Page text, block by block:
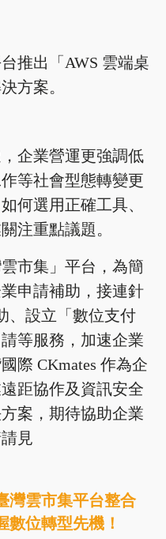
推出「AWS 雲端桌
方案。
企業營運更強調低
等社會型態轉變更
何選用正確工具、
注重點議題。
市集」平台，為簡
申請補助，接連針
、設立「數位支付
等服務，加速企業
際 CKmates 作為企
距協作及資訊安全
案，期待協助企業
見
灣雲市集平台整合
位轉型先機！